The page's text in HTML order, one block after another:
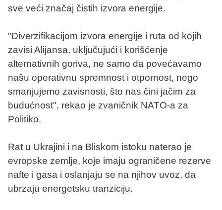
sve veći značaj čistih izvora energije.
"Diverzifikacijom izvora energije i ruta od kojih
zavisi Alijansa, uključujući i korišćenje
alternativnih goriva, ne samo da povećavamo
našu operativnu spremnost i otpornost, nego
smanjujemo zavisnosti, što nas čini jačim za
budućnost", rekao je zvaničnik NATO-a za
Politiko.
Rat u Ukrajini i na Bliskom istoku naterao je
evropske zemlje, koje imaju ograničene rezerve
nafte i gasa i oslanjaju se na njihov uvoz, da
ubrzaju energetsku tranziciju.